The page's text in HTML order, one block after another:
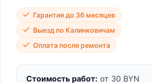
Гарантия до 36 месяцев
Выезд по Калинковичам
Оплата после ремонта
Стоимость работ: от 30 BYN